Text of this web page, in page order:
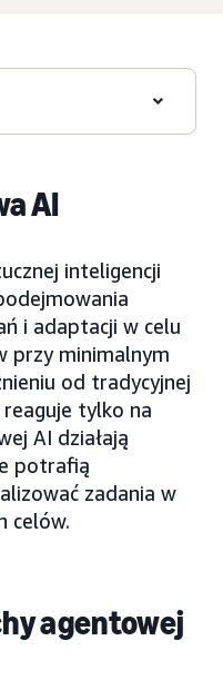
AI
inteligencji
i adaptacji w celu
przy minimalnym
od tradycyjnej
tylko na
AI działają
potrafią
zadania w
celów.
agentowej